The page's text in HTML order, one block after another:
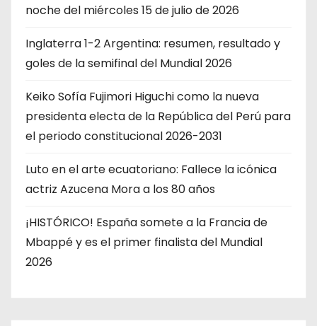
noche del miércoles 15 de julio de 2026
Inglaterra 1-2 Argentina: resumen, resultado y
goles de la semifinal del Mundial 2026
Keiko Sofía Fujimori Higuchi como la nueva
presidenta electa de la República del Perú para
el periodo constitucional 2026-2031
Luto en el arte ecuatoriano: Fallece la icónica
actriz Azucena Mora a los 80 años
¡HISTÓRICO! España somete a la Francia de
Mbappé y es el primer finalista del Mundial
2026